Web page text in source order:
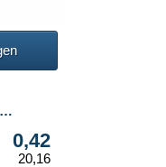
0,42
20,16